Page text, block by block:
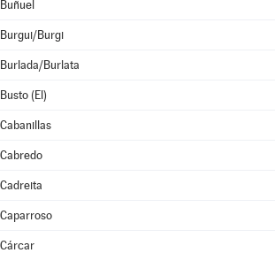
Buñuel
Burgui/Burgi
Burlada/Burlata
Busto (El)
Cabanillas
Cabredo
Cadreita
Caparroso
Cárcar